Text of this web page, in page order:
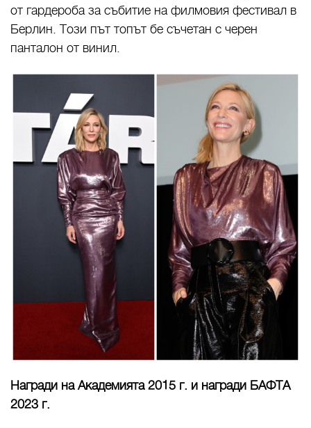
от гардероба за събитие на филмовия фестивал в
Берлин. Този път топът бе съчетан с черен
панталон от винил.
Награди на Академията 2015 г. и награди БАФТА
2023 г.